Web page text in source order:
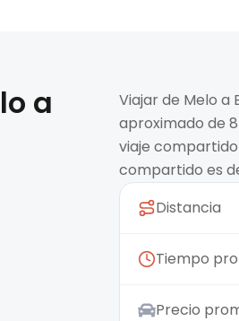
a
Viajar de Melo a
aproximado de
viaje
compartido es
Distancia
Tiempo
Precio